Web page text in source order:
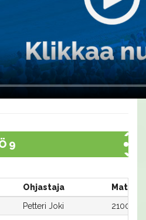
9
Ohjastaja
Petteri Joki
2100:6